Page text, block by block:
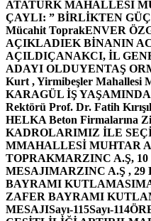
ATATÜRK MAHALLESİ
ÇAYLI: ” BİRLİKTEN
Mücahit ToprakENVER
AÇIKLADIEK BİNANIN
AÇILDIÇANAKCI, İL
ADAYI OLDUYENTAŞ
Kurt , Yirmibeşler Mahallesi
KARAGÜL İŞ
Rektörü Prof. Dr. Fatih
HELKA Beton Firmalarına
KADROLARIMIZ İLE
MMAHALLESİ MUHTAR
TOPRAKMARZINC A.Ş,
MESAJIMARZINC A.Ş ,
BAYRAMI KUTLAMASI
ZAFER BAYRAMI
MESAJISayı-115Sayı-114